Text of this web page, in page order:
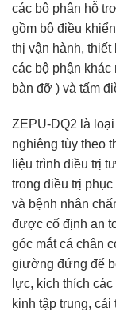
các bộ phận hỗ
gồm bộ điều
thị vận hành, thiết
các bộ phận
bàn đỡ ) và tấm
ZEPU-DQ2 là
nghiêng tùy theo
liệu trình điều trị
trong điều trị
và bệnh nhân
được cố định an
góc mắt cá chân
giường đứng để
lực, kích thích
kinh tập trung,